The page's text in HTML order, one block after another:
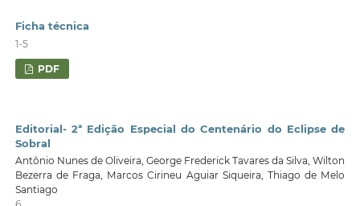
Ficha técnica
1-5
PDF
Editorial- 2ª Edição Especial do Centenário do Eclipse de
Sobral
Antônio Nunes de Oliveira, George Frederick Tavares da Silva, Wilton
Bezerra de Fraga, Marcos Cirineu Aguiar Siqueira, Thiago de Melo
Santiago